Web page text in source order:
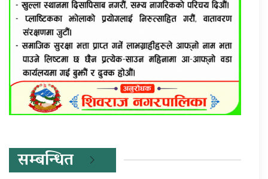
सम्बन्धित